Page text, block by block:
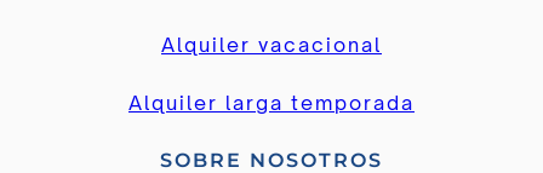
Alquiler vacacional
Alquiler larga temporada
SOBRE NOSOTROS